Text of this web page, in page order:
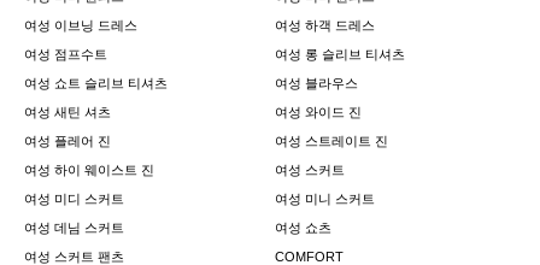
여성 이브닝 드레스
여성 하객 드레스
여성 점프수트
여성 롱 슬리브 티셔츠
여성 쇼트 슬리브 티셔츠
여성 블라우스
여성 새틴 셔츠
여성 와이드 진
여성 플레어 진
여성 스트레이트 진
여성 하이 웨이스트 진
여성 스커트
여성 미디 스커트
여성 미니 스커트
여성 데님 스커트
여성 쇼츠
여성 스커트 팬츠
COMFORT